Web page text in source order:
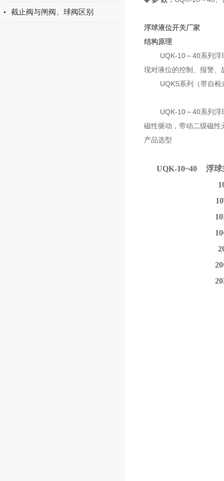
截止阀与闸阀、球阀区别
浮球液位开关厂家
结构原理
UQK-10～40系列浮球
现对液位的控制、报警、
UQKS系列（带自检式
UQK-10～40系列浮球
磁性驱动，带动二级磁
产品选型
UQK-10~40
浮球